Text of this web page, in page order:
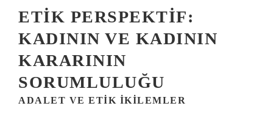
ETIK PERSPEKTIF:
KADININ VE KADININ
KARARININ
SORUMLULUĞU
ADALET VE ETIK İKILEMLER